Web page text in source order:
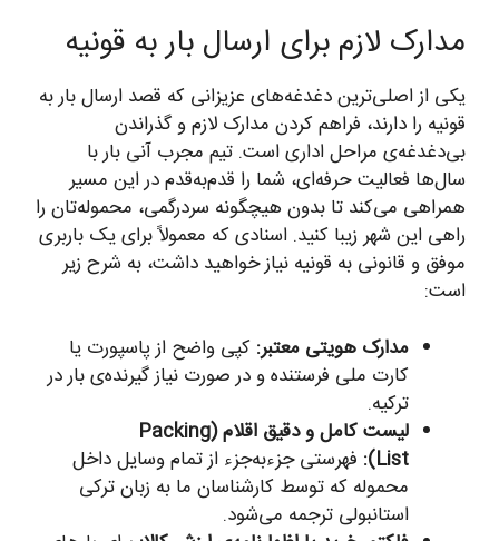
مدارک لازم برای ارسال بار به قونیه
یکی از اصلی‌ترین دغدغه‌های عزیزانی که قصد ارسال بار به
قونیه را دارند، فراهم کردن مدارک لازم و گذراندن
بی‌دغدغه‌ی مراحل اداری است. تیم مجرب آنی بار با
سال‌ها فعالیت حرفه‌ای، شما را قدم‌به‌قدم در این مسیر
همراهی می‌کند تا بدون هیچگونه سردرگمی، محموله‌تان را
راهی این شهر زیبا کنید. اسنادی که معمولاً برای یک باربری
موفق و قانونی به قونیه نیاز خواهید داشت، به شرح زیر
است:
مدارک هویتی معتبر: کپی واضح از پاسپورت یا
کارت ملی فرستنده و در صورت نیاز گیرنده‌ی بار در
ترکیه.
لیست کامل و دقیق اقلام (Packing
List):
فهرستی جزء‌به‌جزء از تمام وسایل داخل
محموله که توسط کارشناسان ما به زبان ترکی
استانبولی ترجمه می‌شود.